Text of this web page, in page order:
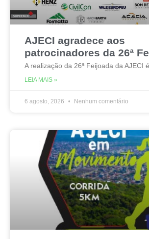
AJECI agradece aos
patrocinadores da 26ª
A realização da 26ª Feijoada da AJECI
LEIA MAIS »
6 agosto, 2026 Nenhum comentário